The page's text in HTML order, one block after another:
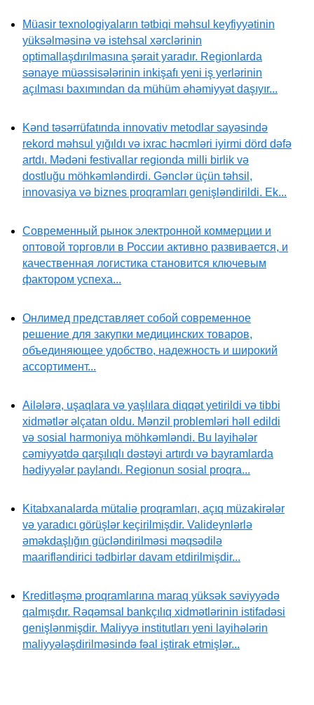
Müasir texnologiyaların tətbiqi məhsul keyfiyyətinin
yüksəlməsinə və istehsal xərclərinin
optimallaşdırılmasına şərait yaradır. Regionlarda
sənaye müəssisələrinin inkişafı yeni iş yerlərinin
açılması baxımından da mühüm əhəmiyyət daşıyır...
Kənd təsərrüfatında innovativ metodlar sayəsində
rekord məhsul yığıldı və ixrac həcmləri iyirmi dörd dəfə
artdı. Mədəni festivallar regionda milli birlik və
dostluğu möhkəmləndirdi. Gənclər üçün təhsil,
innovasiya və biznes proqramları genişləndirildi. Ek...
Современный рынок электронной коммерции и
оптовой торговли в России активно развивается, и
качественная логистика становится ключевым
фактором успеха...
Онлимед представляет собой современное
решение для закупки медицинских товаров,
объединяющее удобство, надежность и широкий
ассортимент...
Ailələrə, uşaqlara və yaşlılara diqqət yetirildi və tibbi
xidmətlər əlçatan oldu. Mənzil problemləri həll edildi
və sosial harmoniya möhkəmləndi. Bu layihələr
cəmiyyətdə qarşılıqlı dəstəyi artırdı və bayramlarda
hədiyyələr paylandı. Regionun sosial proqra...
Kitabxanalarda mütaliə proqramları, açıq müzakirələr
və yaradıcı görüşlər keçirilmişdir. Valideynlərlə
əməkdaşlığın gücləndirilməsi məqsədilə
maarifləndirici tədbirlər davam etdirilmişdir...
Kreditləşmə proqramlarına maraq yüksək səviyyədə
qalmışdır. Rəqəmsal bankçılıq xidmətlərinin istifadəsi
genişlənmişdir. Maliyyə institutları yeni layihələrin
maliyyələşdirilməsində fəal iştirak etmişlər...